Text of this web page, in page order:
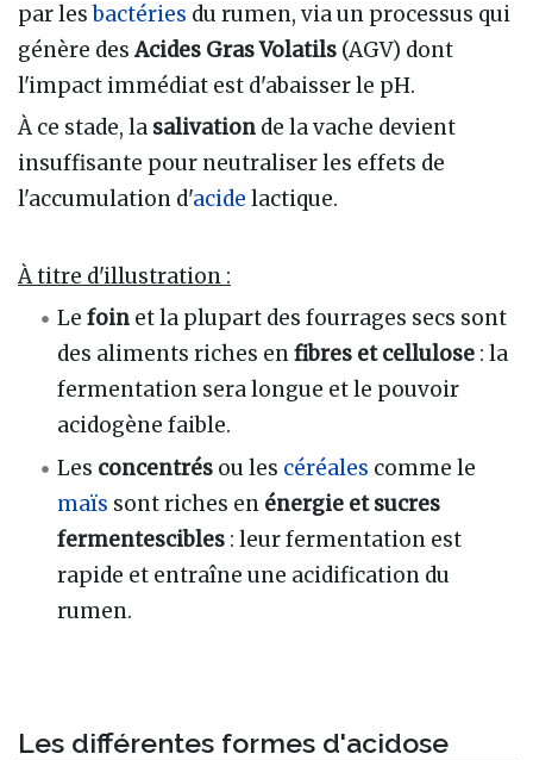
par lesbactéries du rumen, via un processus qui
génère desAcides Gras Volatils (AGV) dont
l'impact immédiat est d'abaisser le pH.
À ce stade, la salivation de la vache devient
insuffisante pour neutraliser les effets de
l'accumulation d'acide lactique.
À titre d'illustration :
Lefoin et la plupart des fourrages secs sont
des aliments riches enfibres et cellulose : la
fermentation sera longue et le pouvoir
acidogène faible.
Les concentrés ou les céréales comme le
maïs sont riches en énergie et sucres
fermentescibles : leur fermentation est
rapide et entraîne une acidification du
rumen.
Les différentes formes d'acidose